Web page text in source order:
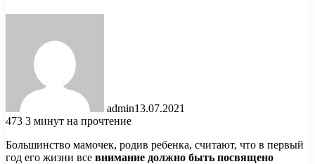
admin13.07.2021
473 3 минут на прочтение
Большинство мамочек, родив ребенка, считают, что в первый
год его жизни все внимание должно быть посвящено